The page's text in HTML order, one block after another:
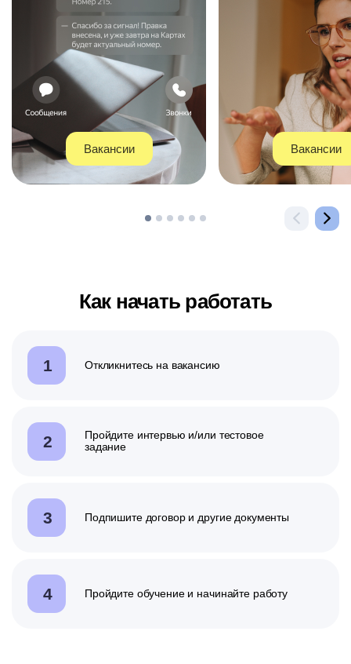
Вакансии Вакансии
Как начать работать
1 Откликнитесь на вакансию
2 Пройдите интервью и/или тестовое
задание
3 Подпишите договор и другие документы
4 Пройдите обучение и начинайте работу